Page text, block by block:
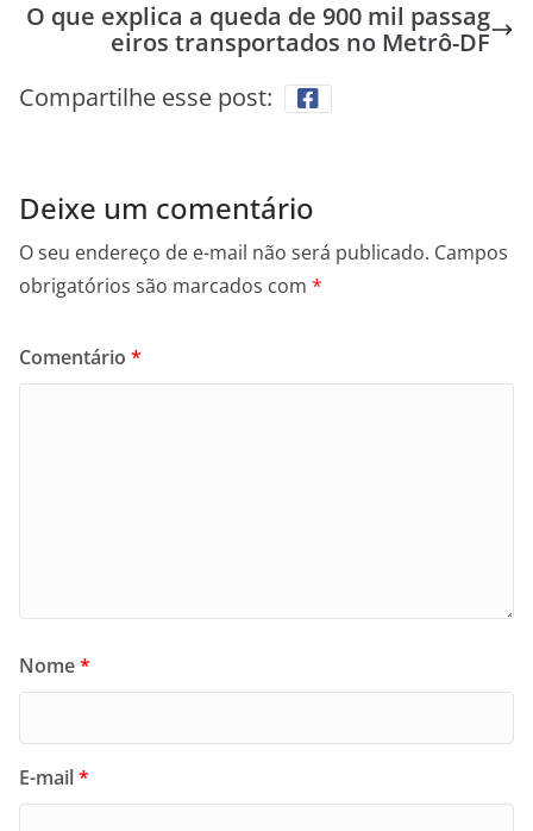
O que explica a queda de 900 mil passag
eiros transportados no Metrô-DF
Compartilhe esse post:
Deixe um comentário
O seu endereço de e-mail não será publicado. Campos
obrigatórios são marcados com *
Comentário *
Nome*
E-mail*